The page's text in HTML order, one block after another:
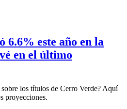
6.6% este año en la
en el último
los títulos de Cerro Verde? Aquí
proyecciones.